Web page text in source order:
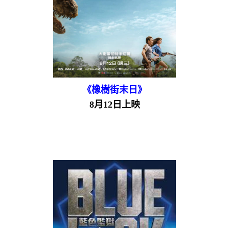
《橡樹街末日》
8月12日上映